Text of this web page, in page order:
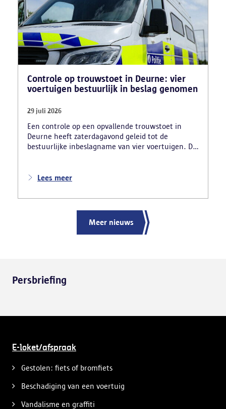
Controle op trouwstoet in Deurne: vier
voertuigen bestuurlijk in beslag genomen
29 juli 2026
Een controle op een opvallende trouwstoet in
Deurne heeft zaterdagavond geleid tot de
bestuurlijke inbeslagname van vier voertuigen. De
nadat meerdere weggebruikers melding hadden
ernstige verkeershinder die dat als gevolg had.
Lees meer
Meer nieuws
Persbriefing
E-loket/afspraak
Gestolen: fiets of bromfiets
Beschadiging van een voertuig
Vandalisme en graffiti